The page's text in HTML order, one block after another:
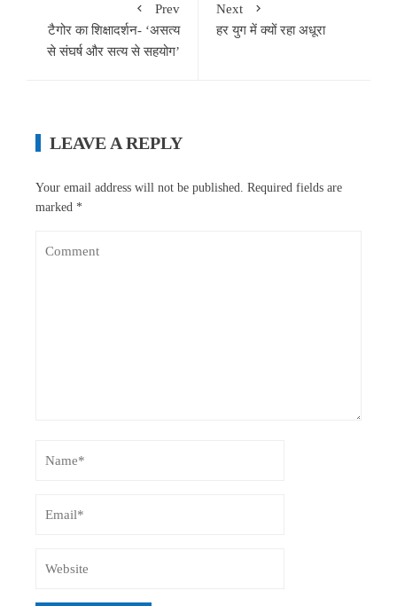
Prev
टैगोर का शिक्षादर्शन- ‘असत्य
से संघर्ष और सत्य से सहयोग’
Next
हर युग में क्यों रहा अधूरा
LEAVE A REPLY
Your email address will not be published.
Required fields are
marked *